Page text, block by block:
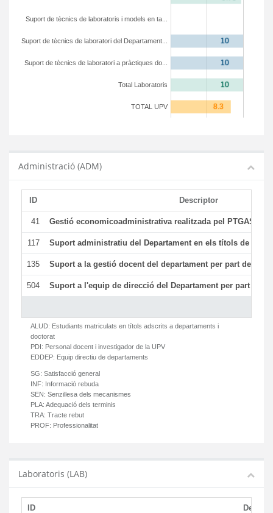
TOTAL UPV
Total Laboratoris
Suport de tècnics de laboratori a pràctiques do...
Suport de tècnics de laboratori del Departament...
Suport de tècnics de laboratoris i models en ta...
Administració (ADM)
ID Descriptor
41 Gestió economicoadministrativa realitzada pel PTGAS del
117 Suport administratiu del Departament en els títols de
135 Suport a la gestió docent del departament per part del
504 Suport a l'equip de direcció del Departament per part del
ALUD: Estudiants matriculats en títols adscrits a departaments i
doctorat
PDI: Personal docent i investigador de la UPV
EDDEP: Equip directiu de departaments
SG: Satisfacció general
INF: Informació rebuda
SEN: Senzillesa dels mecanismes
PLA: Adequació dels terminis
TRA: Tracte rebut
PROF: Professionalitat
Laboratoris (LAB)
ID